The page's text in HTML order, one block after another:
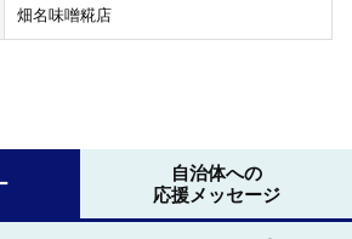
畑名味噌糀店
自治体への
応援メッセージ